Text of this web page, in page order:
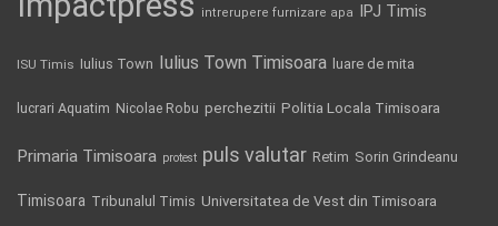
intrerupere furnizare apa IPJ Timis
ISU Timis Iulius Town Iulius Town Timisoara luare de mita
lucrari Aquatim Nicolae Robu perchezitii Politia Locala Timisoara
Primaria Timisoara protest puls valutar Retim Sorin Grindeanu
Timisoara Tribunalul Timis Universitatea de Vest din Timisoara